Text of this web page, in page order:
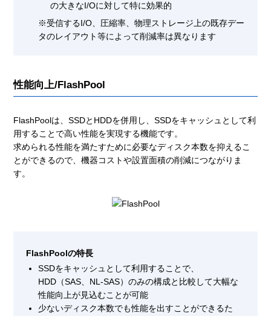
の大きなI/Oに対して特に効果的
※受信するI/O、圧縮率、物理ストレージ上の既存デー
タのレイアウト等によって削減率は異なります
性能向上/FlashPool
FlashPoolは、SSDとHDDを併用し、SSDをキャッシュとして利
用することで高い性能を実現する機能です。
求められる性能を満たすために必要なディスク本数を抑えるこ
とができるので、機器コストや設置面積の削減につながりま
す。
FlashPoolの特長
SSDをキャッシュとして利用することで、
HDD（SAS、NL-SAS）のみの構成と比較して大幅な
性能向上が見込むことが可能
少ないディスク本数でも性能を出すことができるた